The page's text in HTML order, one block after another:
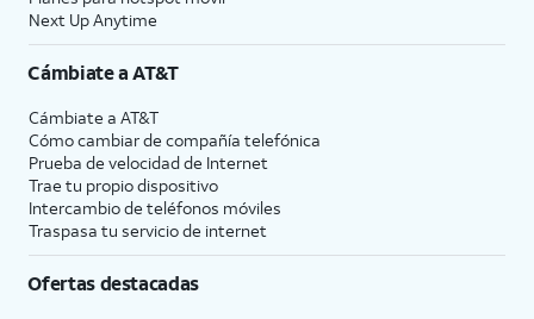
Next Up Anytime
Cámbiate aAT&T
Cámbiate a AT&T
Cómo cambiar de compañía telefónica
Prueba de velocidad de Internet
Trae tu propio dispositivo
Intercambio de teléfonos móviles
Traspasa tu servicio de internet
Ofertas destacadas